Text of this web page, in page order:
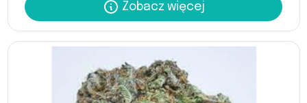
Zobacz więcej